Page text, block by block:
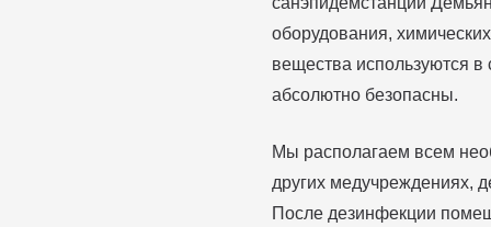
оборудования,
вещества используются в
абсолютно безопасны.
Мы располагаем всем
других медучреждениях,
После дезинфекции